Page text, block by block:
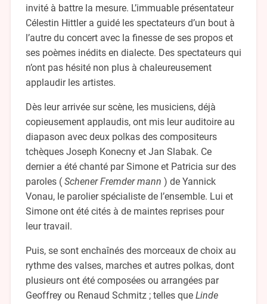
invité à battre la mesure. L’immuable présentateur
Célestin Hittler a guidé les spectateurs d’un bout à
l’autre du concert avec la finesse de ses propos et
ses poèmes inédits en dialecte. Des spectateurs qui
n’ont pas hésité non plus à chaleureusement
applaudir les artistes.
Dès leur arrivée sur scène, les musiciens, déjà
copieusement applaudis, ont mis leur auditoire au
diapason avec deux polkas des compositeurs
tchèques Joseph Konecny et Jan Slabak. Ce
dernier a été chanté par Simone et Patricia sur des
paroles ( Schener Fremder mann ) de Yannick
Vonau, le parolier spécialiste de l’ensemble. Lui et
Simone ont été cités à de maintes reprises pour
leur travail.
Puis, se sont enchaînés des morceaux de choix au
rythme des valses, marches et autres polkas, dont
plusieurs ont été composées ou arrangées par
Geoffrey ou Renaud Schmitz ; telles que Linde